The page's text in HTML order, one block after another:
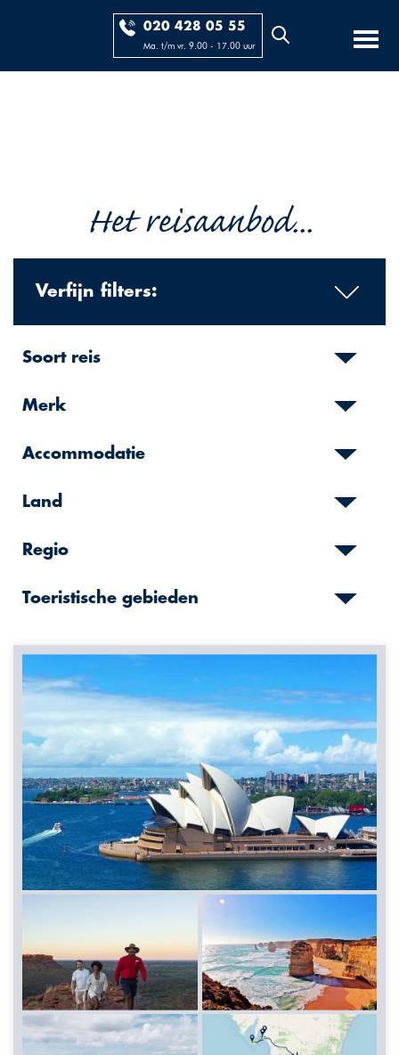
020 428 05 55
Ma. t/m vr. 9.00 - 17.00 uur
Het reisaanbod...
Verfijn filters:
Soort reis
Merk
Accommodatie
Land
Regio
Toeristische gebieden